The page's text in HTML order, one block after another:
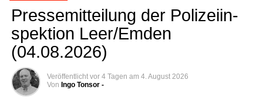
Pres­se­mit­tei­lung der Poli­zei­in­
spek­ti­on Leer/Emden
(04.08.2026)
Veröffentlicht vor 4 Tagen am 4. August 2026
Von Ingo Tonsor -